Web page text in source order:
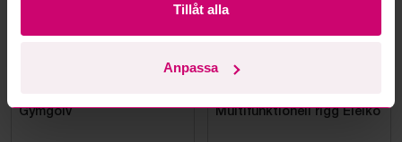
Tillåt alla
Anpassa
Gymgolv Multifunktionell rigg Eleiko